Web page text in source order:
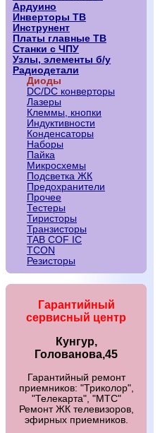
Ардуино
Инверторы ТВ
Инструнент
Платы главные ТВ
Станки с ЧПУ
Узлы, элементы б/у
Радиодетали
Диоды
DC/DC конверторы
Лазеры
Клеммы, кнопки
Индуктивности
Конденсаторы
Наборы
Пайка
Микросхемы
Подсветка ЖК
Предохранители
Прочее
Тестеры
Тиристоры
Транзисторы
TAB COF IC
TCON
Резисторы
Гарантийный
сервисный центр
Кунгур,
Голованова,45
Гарантийный ремонт
приемников: "Триколор",
"Телекарта", "МТС"
Ремонт ЖК телевизоров,
эфирных приемников.